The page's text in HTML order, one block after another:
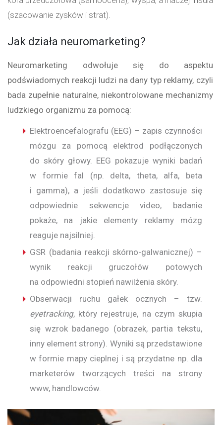
(szacowanie zysków i strat).
Jak działa neuromarketing?
Neuromarketing odwołuje się do aspektu
podświadomych reakcji ludzi na dany typ reklamy, czyli
bada zupełnie naturalne, niekontrolowane mechanizmy
ludzkiego organizmu za pomocą:
Elektroencefalografu (EEG) – zapis czynności
mózgu za pomocą elektrod podłączonych
do skóry głowy. EEG pokazuje wyniki badań
w formie fal (np. delta, theta, alfa, beta
i gamma), a jeśli dodatkowo zastosuje się
odpowiednie sekwencje video, badanie
pokaże, na jakie elementy reklamy mózg
reaguje najsilniej.
GSR (badania reakcji skórno-galwanicznej) –
wynik reakcji gruczołów potowych
na odpowiedni stopień nawilżenia skóry.
Obserwacji ruchu gałek ocznych – tzw.
eyetracking, który rejestruje, na czym skupia
się wzrok badanego (obrazek, partia tekstu,
inny element strony). Wyniki są przedstawione
w formie mapy cieplnej i są przydatne np. dla
marketerów tworzących treści na strony
www, handlowców.